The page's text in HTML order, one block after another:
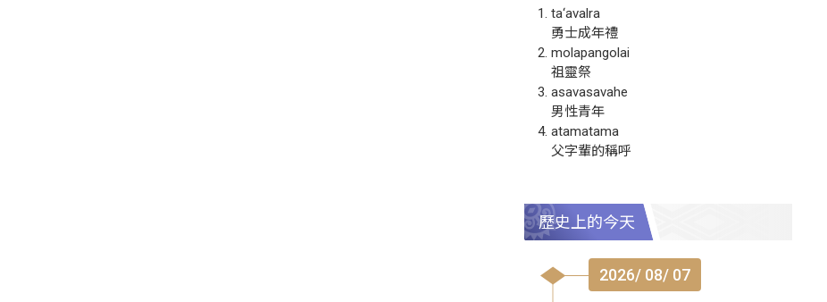
ta‘avalra
勇士成年禮
molapangolai
祖靈祭
asavasavahe
男性青年
atamatama
父字輩的稱呼
歷史上的今天
2026/ 08/ 07